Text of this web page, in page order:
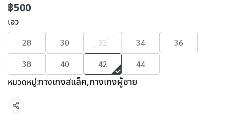
฿500
เอว
28 30 32 34
36
38
40 42 44
หมวดหมู่:กางเกงสแล็ค,กางเกงผู้ชาย
แชร์